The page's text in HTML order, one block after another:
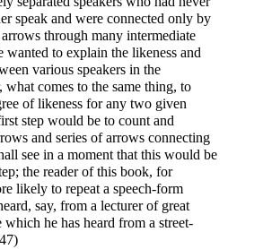
speak and were connected only by
through many intermediate
wanted to explain the likeness and
various speakers in the
what comes to the same thing, to
of likeness for any two given
step would be to count and
and series of arrows connecting
see in a moment that this would be
the reader of this book, for
likely to repeat a speech-form
say, from a lecturer of great
which he has heard from a street-